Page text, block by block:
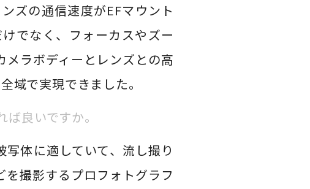
ズの通信速度がEFマウント
でなく、フォーカスやズー
ラボディーとレンズとの高
域で実現できました。
良いですか。
体に適していて、流し撮り
撮影するプロフォトグラフ